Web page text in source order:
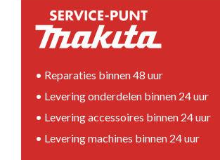
• Reparaties binnen 48 uur
• Levering onderdelen binnen 24 uur
• Levering accessoires binnen 24 uur
• Levering machines binnen 24 uur